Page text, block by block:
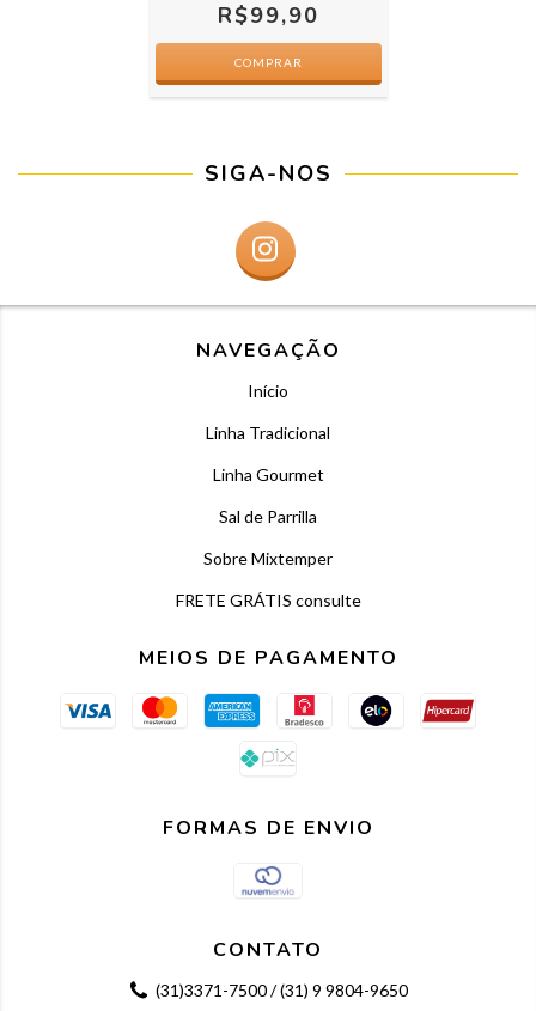
R$99,90
SIGA-NOS
NAVEGAÇÃO
Início
Linha Tradicional
Linha Gourmet
Sal de Parrilla
Sobre Mixtemper
FRETE GRÁTIS consulte
MEIOS DE PAGAMENTO
FORMAS DE ENVIO
CONTATO
(31)3371-7500 / (31) 9 9804-9650